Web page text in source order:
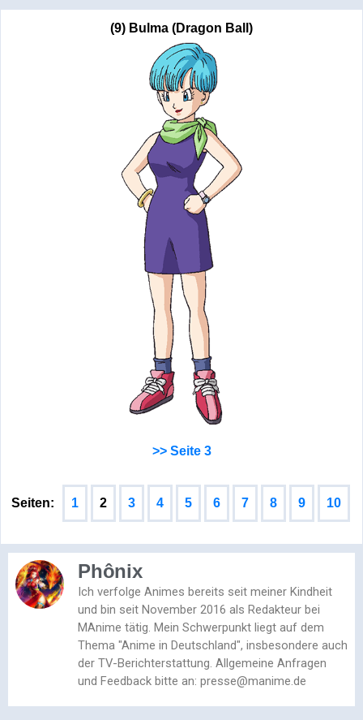
(9) Bulma (Dragon Ball)
>> Seite 3
Seiten: 1 2 3 4 5 6 7 8 9 10
Phônix
Ich verfolge Animes bereits seit meiner Kindheit
und bin seit November 2016 als Redakteur bei
MAnime tätig. Mein Schwerpunkt liegt auf dem
Thema "Anime in Deutschland", insbesondere auch
der TV-Berichterstattung. Allgemeine Anfragen
und Feedback bitte an: presse@manime.de